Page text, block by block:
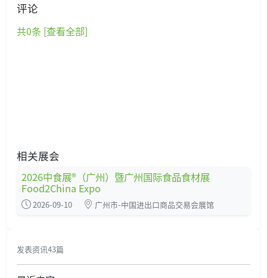
评论
共0条 [查看全部]
相关展会
2026中食展®（广州）暨广州国际食品食材展
Food2China Expo
2026-09-10 广州市-中国进出口商品交易会展馆
发表资讯43篇